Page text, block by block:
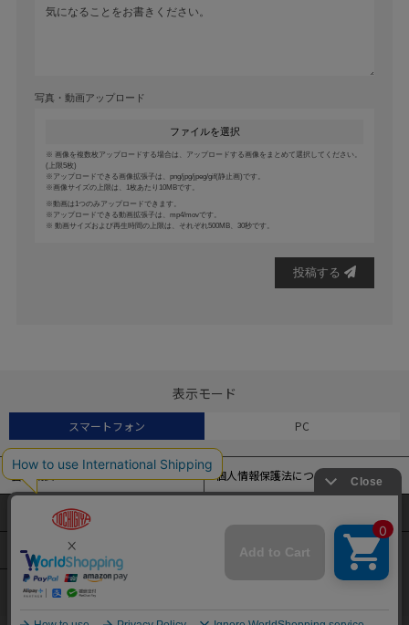
写真・動画アップロード
ファイルを選択
画像を複数枚アップロードする場合は、アップロードする画像をまとめて選択してください。
(上限5枚)
アップロードできる画像拡張子は、png/jpg/jpeg/gif(静止画)です。
画像サイズの上限は、1枚あたり10MBです。
動画は1つのみアップロードできます。
アップロードできる動画拡張子は、mp4/movです。
動画サイズおよび再生時間の上限は、それぞれ500MB、30秒です。
投稿する
表示モード
スマートフォン PC
個人情報保護法について
特定商取引法に基づく表記
サイトマップ
当サイトでは、アクセス解析およびサイトの利便性の向上のため
にクッキー（Cookie）を使用しています。
クッキーの設定変更および詳細についてはこちらをご覧くださ
い。
本サイトの閲覧を続けることで、クッキーの使用を同意したとみ
なされます。
承諾する